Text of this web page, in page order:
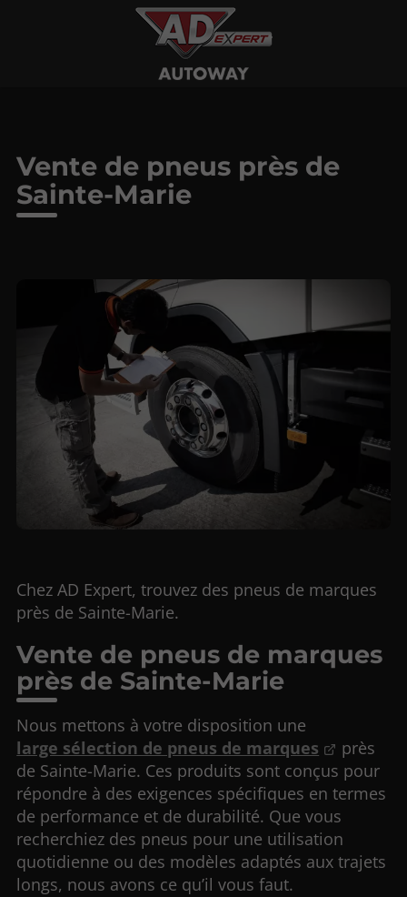
Vente de pneus près de
Sainte-Marie
Chez AD Expert, trouvez des pneus de marques
près de Sainte-Marie.
Vente de pneus de marques
près de Sainte-Marie
Nous mettons à votre disposition une
large sélection de pneus de marques
près
de Sainte-Marie. Ces produits sont conçus pour
répondre à des exigences spécifiques en termes
de performance et de durabilité. Que vous
recherchiez des pneus pour une utilisation
quotidienne ou des modèles adaptés aux trajets
longs, nous avons ce qu’il vous faut.